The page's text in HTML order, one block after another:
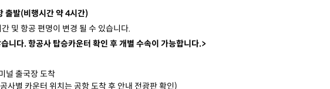
출발(비행시간 약 4시간)
및 항공 편명이 변경 될 수 있습니다.
니다. 항공사 탑승카운터 확인 후 개별 수속이 가능합니다.>
널 출국장 도착
별 카운터 위치는 공항 도착 후 안내 전광판 확인)